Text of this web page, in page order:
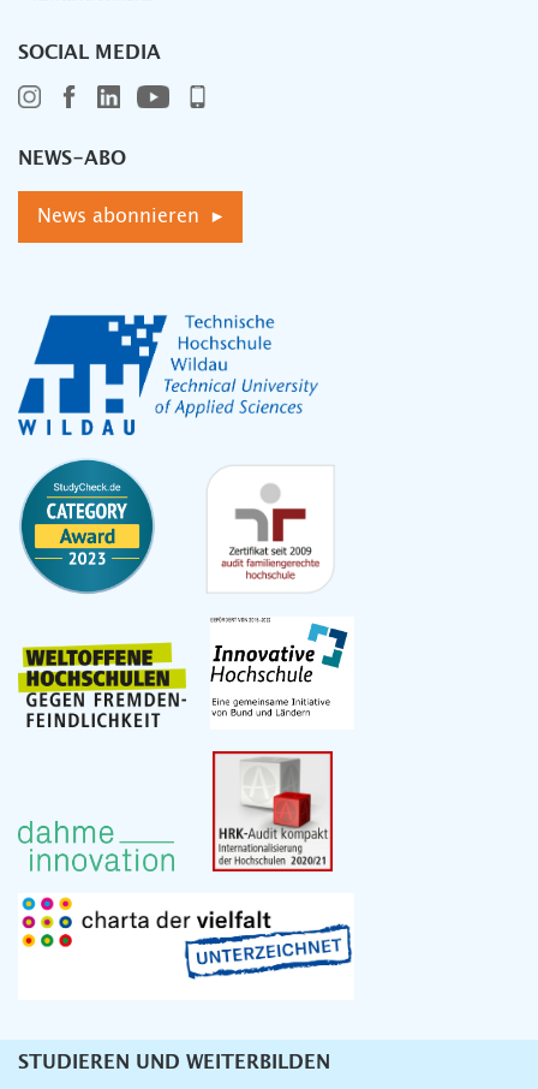
SOCIAL MEDIA
NEWS-ABO
News abonnieren ▸
Unternavigation
STUDIEREN UND WEITERBILDEN